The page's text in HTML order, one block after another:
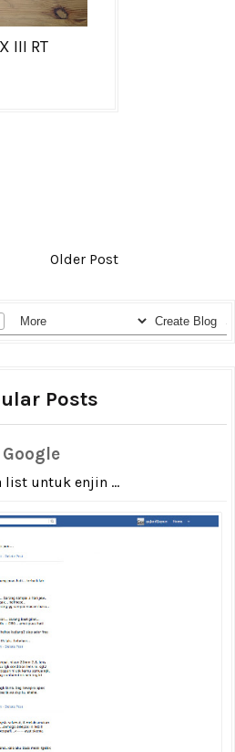
III RT
Older Post
Posts
Google
list untuk enjin ...